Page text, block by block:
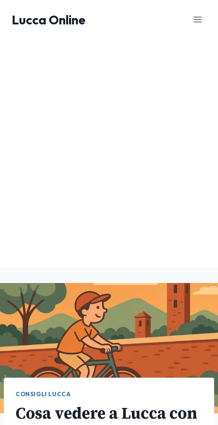
Lucca Online
CONSIGLI LUCCA
Cosa vedere a Lucca con